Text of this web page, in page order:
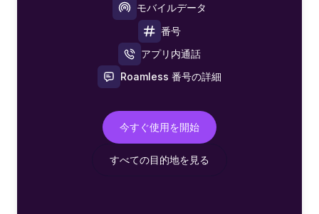
モバイルデータ
番号
アプリ内通話
Roamless 番号の詳細
今すぐ使用を開始
すべての目的地を見る